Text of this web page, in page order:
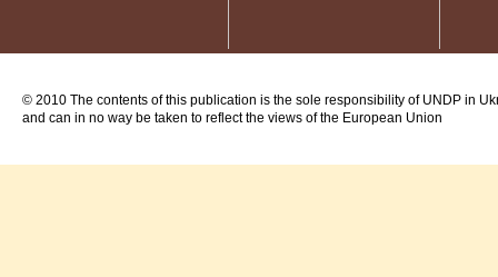
© 2010 The contents of this publication is the sole responsibility of UNDP in
and can in no way be taken to reflect the views of the European Union